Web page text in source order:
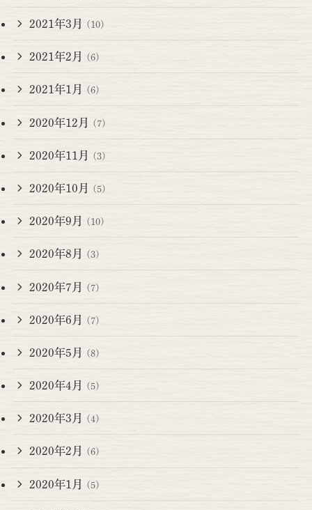
2021年3月 (10)
2021年2月 (6)
2021年1月 (6)
2020年12月 (7)
2020年11月 (3)
2020年10月 (5)
2020年9月 (10)
2020年8月 (3)
2020年7月 (7)
2020年6月 (7)
2020年5月 (8)
2020年4月 (5)
2020年3月 (4)
2020年2月 (6)
2020年1月 (5)